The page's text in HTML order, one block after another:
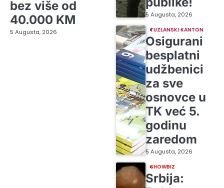
bez više od
40.000 KM
5 Augusta, 2026
5 Augusta, 2026
TUZLANSKI KANTON
Osigurani
besplatni
udžbenici
za sve
osnovce u
TK već 5.
godinu
zaredom
5 Augusta, 2026
SHOWBIZ
Srbija: